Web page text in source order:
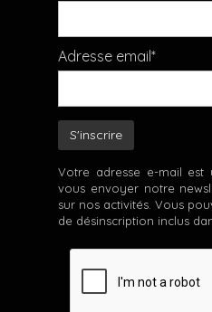
Adresse email*
Votre adresse e-mail est
vous envoyer notre
sur nos activités. Vous
de désinscription inclus